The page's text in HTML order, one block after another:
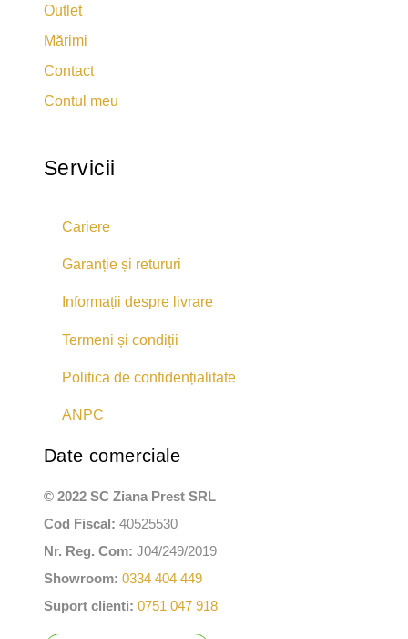
Outlet
Mărimi
Contact
Contul meu
Servicii
Cariere
Garanție și retururi
Informații despre livrare
Termeni și condiții
Politica de confidențialitate
ANPC
Date comerciale
© 2022 SC Ziana Prest SRL
Cod Fiscal: 40525530
Nr. Reg. Com: J04/249/2019
Showroom: 0334 404 449
Suport clienti: 0751 047 918